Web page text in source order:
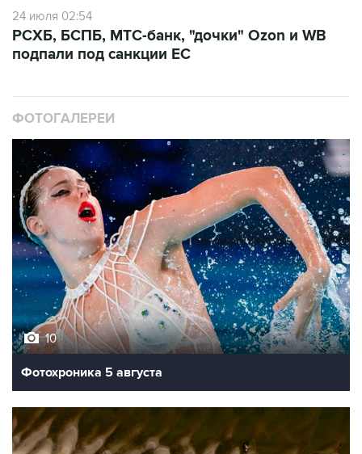
24 июля 02:54
РСХБ, БСПБ, МТС-банк, "дочки" Ozon и WB
подпали под санкции ЕС
ФОТОГАЛЕРЕИ
10
Фотохроника 5 августа